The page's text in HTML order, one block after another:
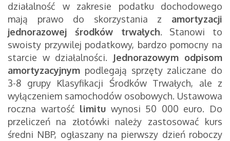
działalność w zakresie podatku dochodowego
mają prawo do skorzystania z amortyzacji
jednorazowej środków trwałych. Stanowi to
swoisty przywilej podatkowy, bardzo pomocny na
starcie w działalności.
Jednorazowym odpisom
amortyzacyjnym podlegają sprzęty zaliczane do
3-8 grupy Klasyfikacji Środków Trwałych, ale z
wyłączeniem samochodów osobowych. Ustawowa
roczna wartość limitu wynosi 50 000 euro. Do
przeliczeń na złotówki należy zastosować kurs
średni NBP, ogłaszany na pierwszy dzień roboczy